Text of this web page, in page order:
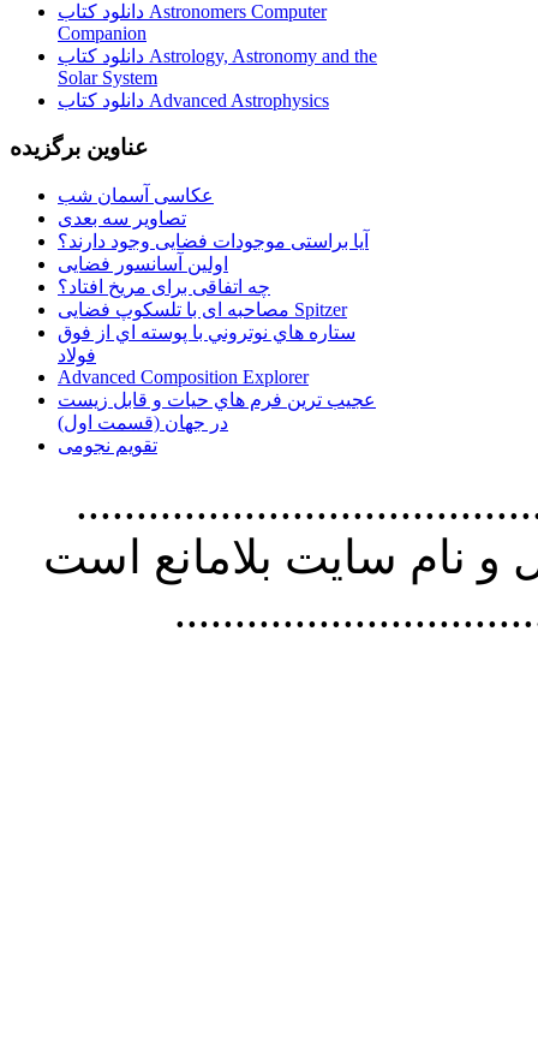
دانلود کتاب Astronomers Computer
Companion
دانلود کتاب Astrology, Astronomy and the
Solar System
دانلود کتاب Advanced Astrophysics
عناوین برگزیده
عکاسی آسمان شب
تصاویر سه بعدی
آیا براستی موجودات فضایی وجود دارند؟
اولین آسانسور فضایی
چه اتفاقی برای مریخ افتاد؟
مصاحبه ای با تلسکوپ فضایی Spitzer
ستاره هاي نوتروني با پوسته اي از فوق
فولاد
Advanced Composition Explorer
عجیب ترین فرم هاي حيات و قابل زيست
در جهان (قسمت اول)
تقویم نجومی
استفاده از
نام سايت بلامانع است